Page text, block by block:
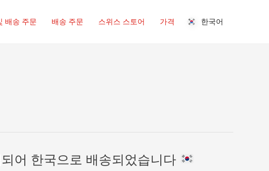
배송 주문 배송 주문 스위스 스토어 가격 한국어
어 한국으로 배송되었습니다